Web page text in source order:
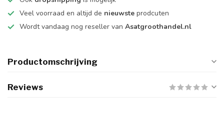
Veel voorraad en altijd de nieuwste prodcuten
Wordt vandaag nog reseller van Asatgroothandel.nl
Productomschrijving
Reviews